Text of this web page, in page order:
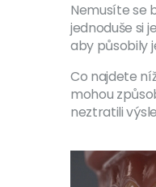
Nemusíte se
jednoduše si
aby působily
Co najdete
mohou
neztratili